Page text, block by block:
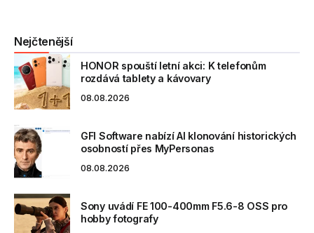
Nejčtenější
HONOR spouští letní akci: K telefonům
rozdává tablety a kávovary
08.08.2026
GFI Software nabízí AI klonování historických
osobností přes MyPersonas
08.08.2026
Sony uvádí FE 100-400mm F5.6-8 OSS pro
hobby fotografy